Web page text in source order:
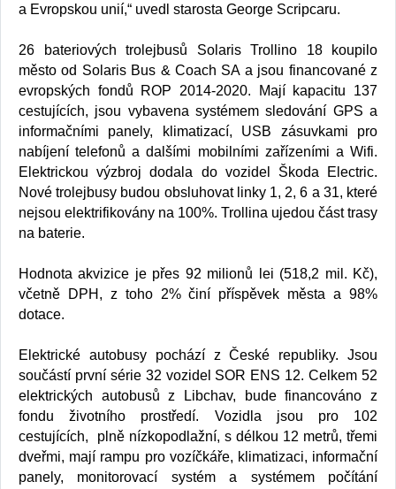
a Evropskou unií,“ uvedl starosta George Scripcaru.
26 bateriových trolejbusů Solaris Trollino 18 koupilo
město od Solaris Bus & Coach SA a jsou financované z
evropských fondů ROP 2014-2020. Mají kapacitu 137
cestujících, jsou vybavena systémem sledování GPS a
informačními panely, klimatizací, USB zásuvkami pro
nabíjení telefonů a dalšími mobilními zařízeními a Wifi.
Elektrickou výzbroj dodala do vozidel Škoda Electric.
Nové trolejbusy budou obsluhovat linky 1, 2, 6 a 31, které
nejsou elektrifikovány na 100%. Trollina ujedou část trasy
na baterie.
Hodnota akvizice je přes 92 milionů lei (518,2 mil. Kč),
včetně DPH, z toho 2% činí příspěvek města a 98%
dotace.
Elektrické autobusy pochází z České republiky. Jsou
součástí první série 32 vozidel SOR ENS 12. Celkem 52
elektrických autobusů z Libchav, bude financováno z
fondu životního prostředí. Vozidla jsou pro 102
cestujících, plně nízkopodlažní, s délkou 12 metrů, třemi
dveřmi, mají rampu pro vozíčkáře, klimatizaci, informační
panely, monitorovací systém a systémem počítání